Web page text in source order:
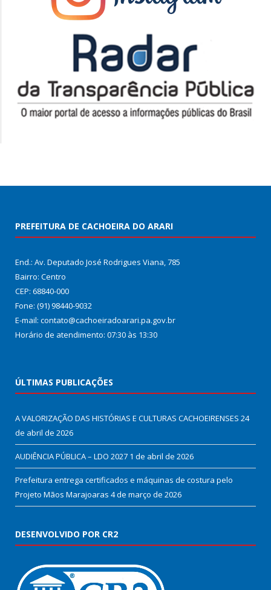
PREFEITURA DE CACHOEIRA DO ARARI
End.: Av. Deputado José Rodrigues Viana, 785
Bairro: Centro
CEP: 68840-000
Fone: (91) 98440-9032
E-mail: contato@cachoeiradoarari.pa.gov.br
Horário de atendimento: 07:30 às 13:30
ÚLTIMAS PUBLICAÇÕES
A VALORIZAÇÃO DAS HISTÓRIAS E CULTURAS CACHOEIRENSES 24
de abril de 2026
AUDIÊNCIA PÚBLICA – LDO 2027 1 de abril de 2026
Prefeitura entrega certificados e máquinas de costura pelo
Projeto Mãos Marajoaras 4 de março de 2026
DESENVOLVIDO POR CR2